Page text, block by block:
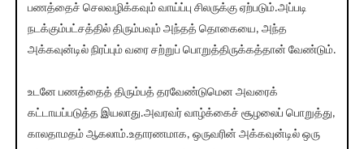
பணத்தைச் செலவழிக்கவும் வாய்ப்பு சிலருக்கு ஏற்படும்.அப்படி
நடக்கும்பட்சத்தில் திரும்பவும் அந்தத் தொகையை, அந்த
அக்கவுன்டில் நிரப்பும் வரை சற்றுப் பொறுத்திருக்கத்தான் வேண்டும்.
உடனே பணத்தைத் திரும்பத் தரவேண்டுமென அவரைக்
கட்டாயப்படுத்த இயலாது.அவரவர் வாழ்க்கைச் சூழலைப் பொறுத்து,
காலதாமதம் ஆகலாம்.உதாரணமாக, ஒருவரின் அக்கவுன்டில் ஒரு